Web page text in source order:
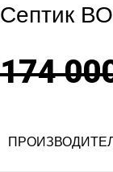
Септик
174